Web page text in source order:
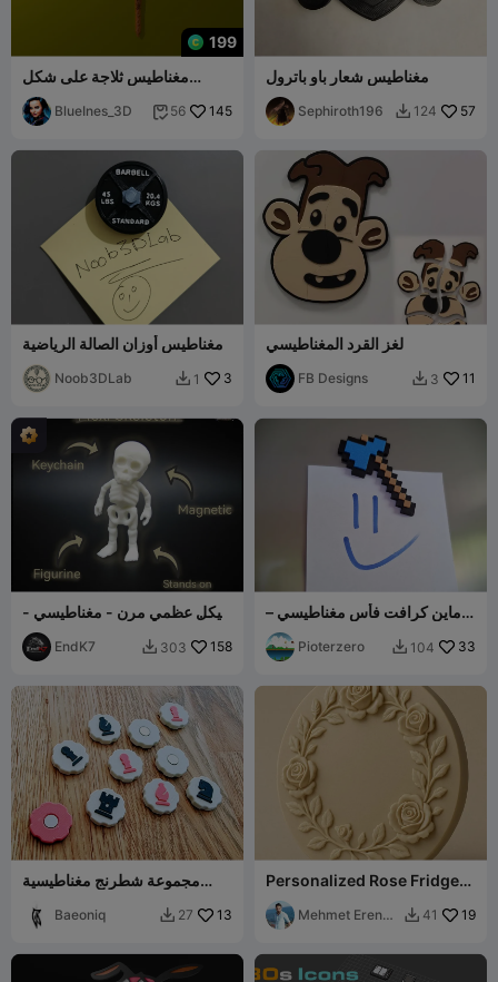
199
مغناطيس ثلاجة على شكل
يعسوب
BlueInes_3D  56 145
مغناطيس شعار باو باترول
Sephiroth196  124 57
مغناطيس أوزان الصالة الرياضية
Noob3DLab  1 3
لغز القرد المغناطيسي
FB Designs  3 11
هيكل عظمي مرن - مغناطيسي -
سلسلة مفاتيح - يقف على قدميه
EndK7  303 158
ماين كرافت فأس مغناطيسي –
Pioterzero  104 33
مجموعة شطرنج مغناطيسية
Baeoniq  27 13
Personalized Rose Fridge
Magnet
Mehmet Eren
 41 19